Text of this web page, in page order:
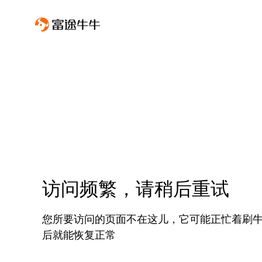
访问频繁，请稍后重试
您所要访问的页面不在这儿，它可能正忙着刷
后就能恢复正常